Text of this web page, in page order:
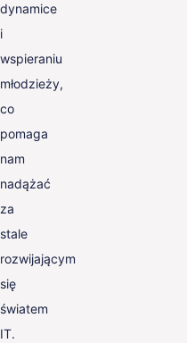
dynamice
i
wspieraniu
młodzieży,
co
pomaga
nam
nadążać
za
stale
rozwijającym
się
światem
IT.